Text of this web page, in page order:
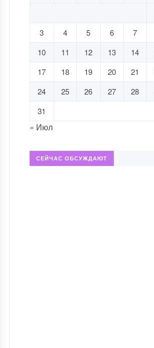
3
4 5 6 7
10 11 12 13 14
17
18 19 20 21
24
25 26 27 28
31
« Июл
СЕЙЧАС ОБСУЖДАЮТ